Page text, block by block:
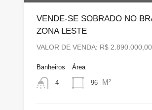
VENDE-SE SOBRADO NO
ZONA LESTE
VALOR DE VENDA: R$
Banheiros
4
Área
96 M²